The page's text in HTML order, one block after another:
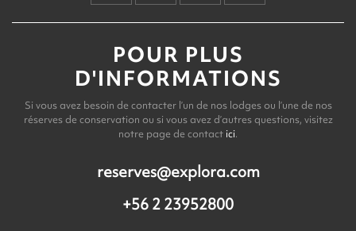
POUR PLUS
D'INFORMATIONS
Si vous avez besoin de contacter l’un de nos lodges ou l’une de nos
réserves de conservation ou si vous avez d’autres questions, visitez
notre page de contact ici.
reserves@explora.com
+56 2 23952800